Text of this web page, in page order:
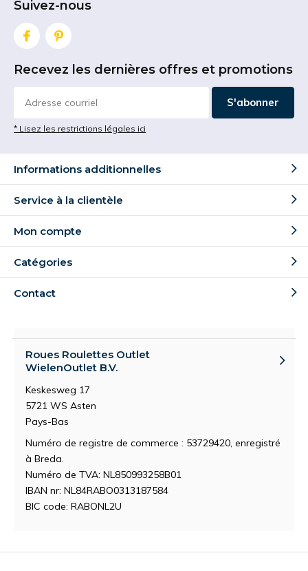
Suivez-nous
Recevez les dernières offres et promotions
S'abonner
* Lisez les restrictions légales ici
Informations additionnelles
Service à la clientèle
Mon compte
Catégories
Contact
Roues Roulettes Outlet
WielenOutlet B.V.
Keskesweg 17
5721 WS Asten
Pays-Bas
Numéro de registre de commerce : 53729420, enregistré
à Breda.
Numéro de TVA: NL850993258B01
IBAN nr: NL84RABO0313187584
BIC code: RABONL2U